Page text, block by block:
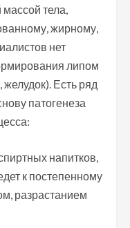
тела,
жирному,
нет
липом
желудок). Есть ряд
патогенеза
напитков,
к постепенному
разрастанием